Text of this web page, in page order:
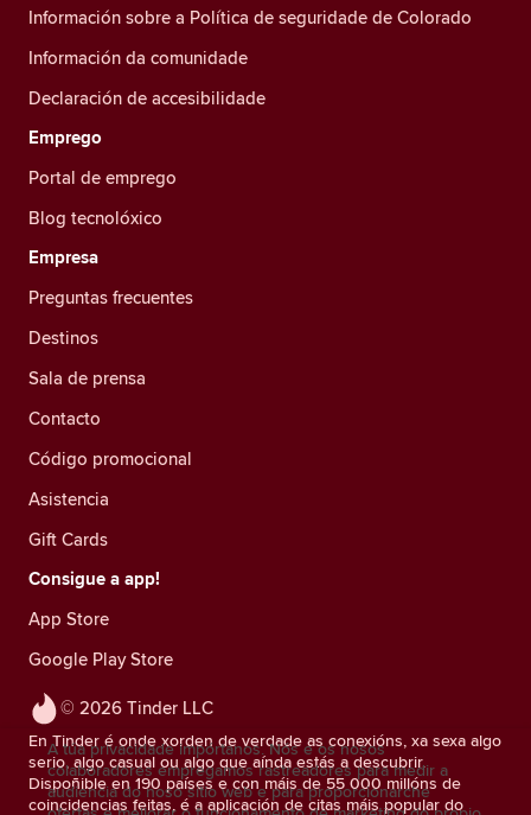
© 2026 Tinder LLC
En Tinder é onde xorden de verdade as conexións, xa sexa algo
serio, algo casual ou algo que aínda estás a descubrir.
Dispoñible en 190 países e con máis de 55 000 millóns de
coincidencias feitas, é a aplicación de citas máis popular do
Información sobre a Política de seguridade de Colorado
Información da comunidade
Declaración de accesibilidade
Emprego
Portal de emprego
Blog tecnolóxico
Empresa
Preguntas frecuentes
Destinos
Sala de prensa
Contacto
Código promocional
Asistencia
Gift Cards
Consigue a app!
App Store
Google Play Store
A túa privacidade impórtanos. Nós e os nosos
colaboradores empregamos rastreadores para medir a
audiencia do noso sitio web e para proporcionarche